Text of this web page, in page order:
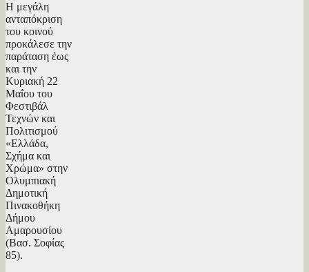
Η μεγάλη
ανταπόκριση
του κοινού
προκάλεσε την
παράταση έως
και την
Κυριακή 22
Μαΐου του
Φεστιβάλ
Τεχνών και
Πολιτισμού
«Ελλάδα,
Σχήμα και
Χρώμα» στην
Ολυμπιακή
Δημοτική
Πινακοθήκη
Δήμου
Αμαρουσίου
(Βασ. Σοφίας
85).